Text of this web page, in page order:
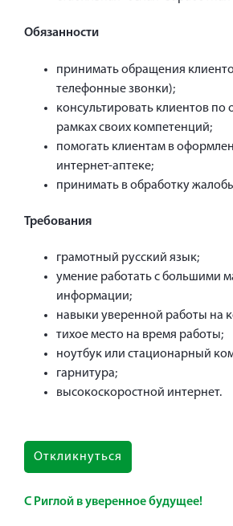
Обязанности
принимать обращения
телефонные звонки);
консультировать клиентов
рамках своих компетенций;
помогать клиентам в
интернет-аптеке;
принимать в обработку
Требования
грамотный русский язык;
умение работать с большими
информации;
навыки уверенной работы на
тихое место на время работы;
ноутбук или стационарный
гарнитура;
высокоскоростной интернет.
Откликнуться
С Риглой в уверенное будущее!